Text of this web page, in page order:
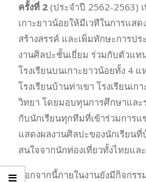
ครั้งที่ 2 (ประจำปี 2562-2563)
เกาะยาวน้อยให้มีเวทีในการแส
สร้างสรรค์ และเพิ่มทักษะการป
งานศิลปะชั้นเยี่ยม ร่วมกับตัวแท
โรงเรียนบนเกาะยาวน้อยทั้ง 4
โรงเรียนบ้านท่าเขา โรงเรียนเก
วิทยา โดยมอบทุนการศึกษาและ
กับนักเรียนทุกทีมที่เข้าร่วมการ
แสดงผลงานศิลปะของนักเรียน
สนใจจากนักท่องเที่ยวทั้งไทยแล
นอกจากนี้ภายในงานยังมีกิจกร